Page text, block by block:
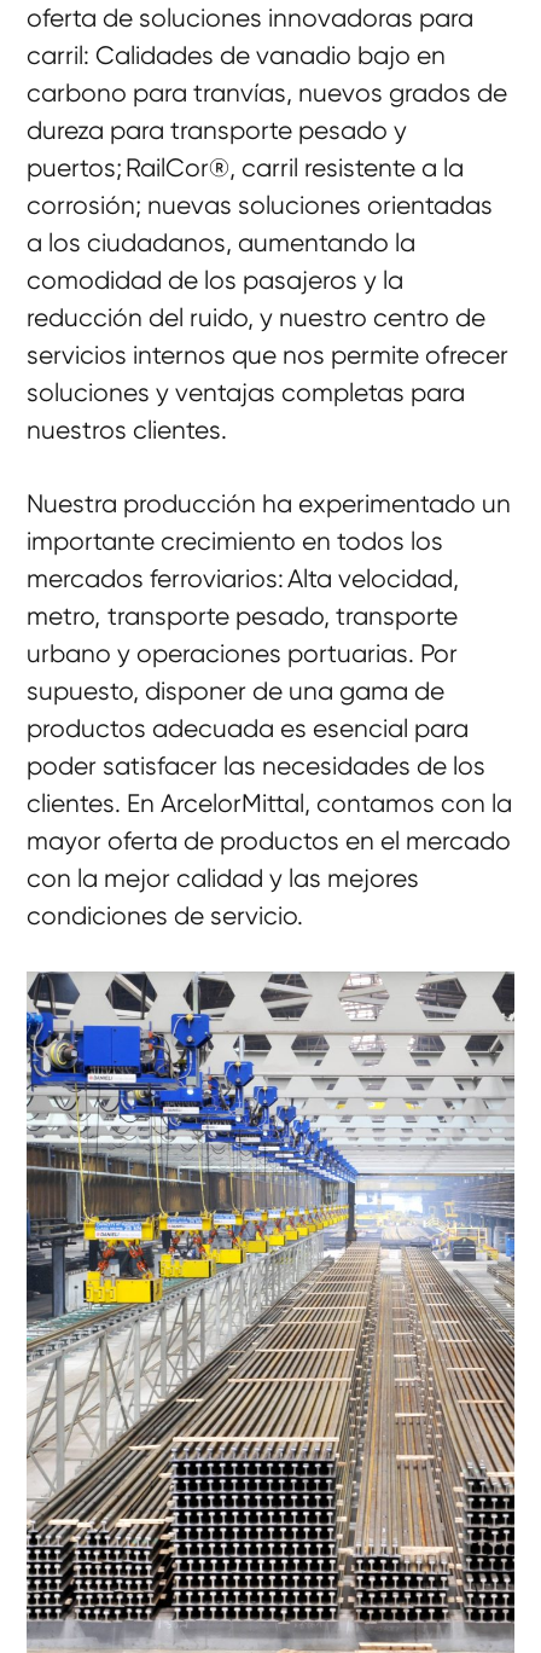
oferta de soluciones innovadoras para
carril: Calidades de vanadio bajo en
carbono para tranvías, nuevos grados de
dureza para transporte pesado y
puertos; RailCor®, carril resistente a la
corrosión; nuevas soluciones orientadas
a los ciudadanos, aumentando la
comodidad de los pasajeros y la
reducción del ruido, y nuestro centro de
servicios internos que nos permite ofrecer
soluciones y ventajas completas para
nuestros clientes.
Nuestra producción ha experimentado un
importante crecimiento en todos los
mercados ferroviarios: Alta velocidad,
metro, transporte pesado, transporte
urbano y operaciones portuarias. Por
supuesto, disponer de una gama de
productos adecuada es esencial para
poder satisfacer las necesidades de los
clientes. En ArcelorMittal, contamos con la
mayor oferta de productos en el mercado
con la mejor calidad y las mejores
condiciones de servicio.